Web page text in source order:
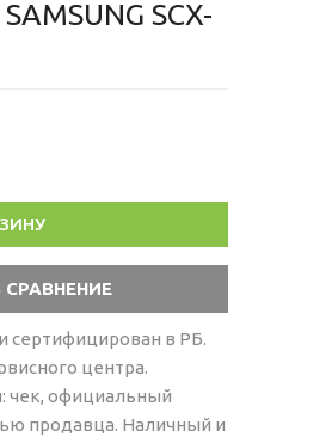
SCX-
сертифицирован в РБ.
центра.
чек, официальный
продавца. Наличный и